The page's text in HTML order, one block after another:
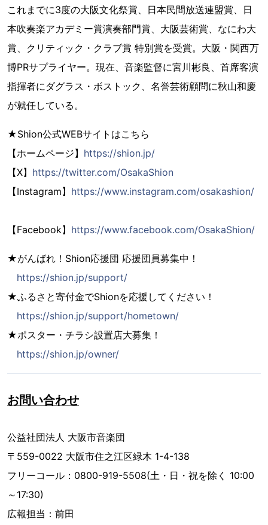
これまでに3度の大阪文化祭賞、日本民間放送連盟賞、日
本吹奏楽アカデミー賞演奏部門賞、大阪芸術賞、なにわ大
賞、クリティック・クラブ賞 特別賞を受賞。大阪・関西万
博PRサプライヤー。現在、音楽監督に宮川彬良、首席客演
指揮者にダグラス・ボストック、名誉芸術顧問に秋山和慶
が就任している。
★Shion公式WEBサイトはこちら
【ホームページ】 https://shion.jp/
【X】 https://twitter.com/OsakaShion
【Instagram】 https://www.instagram.com/osakashion/
【Facebook】 https://www.facebook.com/OsakaShion/
★がんばれ！Shion応援団 応援団員募集中！
https://shion.jp/support/
★ふるさと寄付金でShionを応援してください！
https://shion.jp/support/hometown/
★ポスター・チラシ設置店大募集！
https://shion.jp/owner/
お問い合わせ
公益社団法人 大阪市音楽団
〒559-0022 大阪市住之江区緑木 1-4-138
フリーコール：0800-919-5508(土・日・祝を除く 10:00
～17:30)
広報担当：前田